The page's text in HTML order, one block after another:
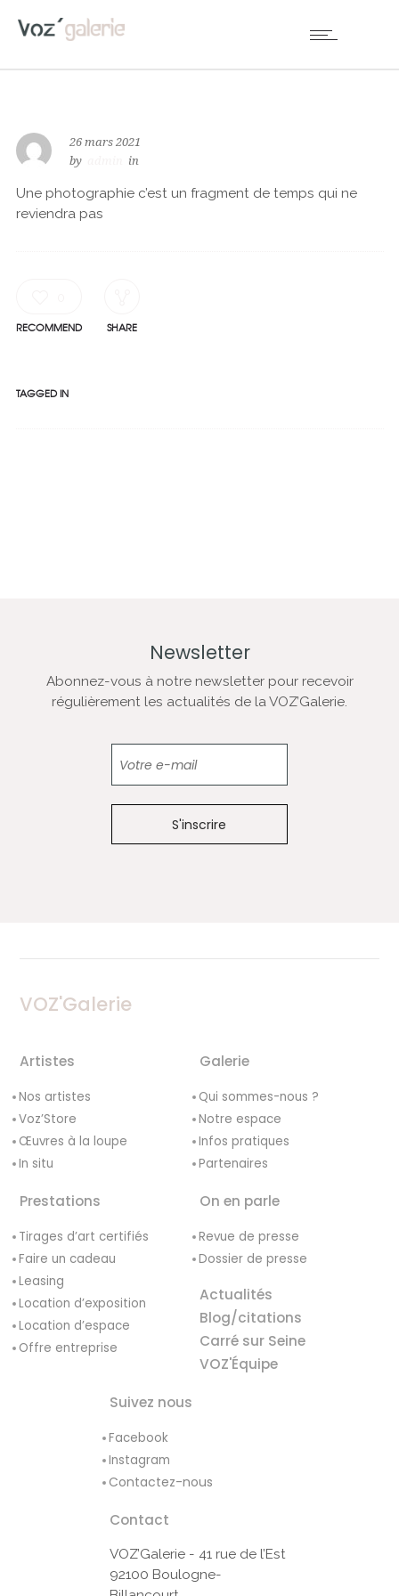
26 mars 2021
by
in
Une photographie c’est un fragment de temps qui ne
reviendra pas
RECOMMEND SHARE
TAGGED IN
Newsletter
Abonnez-vous à notre newsletter pour recevoir
régulièrement les actualités de la VOZ’Galerie.
VOZ'Galerie
Artistes
Nos artistes
Voz’Store
Œuvres à la loupe
In situ
Galerie
Qui sommes-nous ?
Notre espace
Infos pratiques
Partenaires
Prestations
Tirages d’art certifiés
Faire un cadeau
Leasing
Location d’exposition
Location d’espace
Offre entreprise
On en parle
Revue de presse
Dossier de presse
Actualités
Blog/citations
Carré sur Seine
VOZ'Équipe
Suivez nous
Facebook
Instagram
Contactez-nous
Contact
VOZ’Galerie - 41 rue de l’Est
92100 Boulogne-